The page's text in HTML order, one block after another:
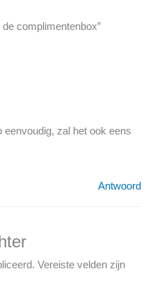
complimentenbox”
eenvoudig, zal het ook eens
Antwoord
Vereiste velden zijn